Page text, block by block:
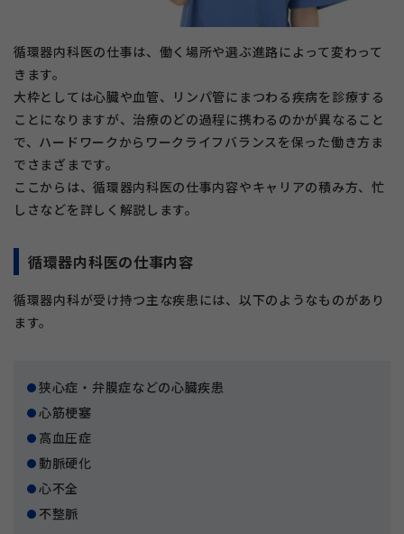
循環器内科医の仕事は、働く場所や選ぶ進路によって変わって
きます。
大枠としては心臓や血管、リンパ管にまつわる疾病を診療する
ことになりますが、治療のどの過程に携わるのかが異なること
で、ハードワークからワークライフバランスを保った働き方ま
でさまざまです。
ここからは、循環器内科医の仕事内容やキャリアの積み方、忙
しさなどを詳しく解説します。
循環器内科医の仕事内容
循環器内科が受け持つ主な疾患には、以下のようなものがあり
ます。
狭心症・弁膜症などの心臓疾患
心筋梗塞
高血圧症
動脈硬化
心不全
不整脈